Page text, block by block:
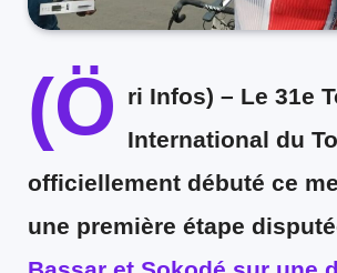
(Ö ri Infos) – Le 31e
International du
officiellement débuté ce
une première étape